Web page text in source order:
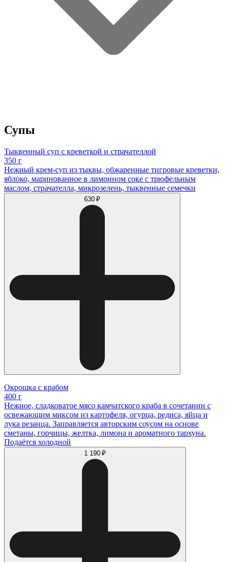
Супы
Тыквенный суп с креветкой и страчателлой
350 г
Нежный крем-суп из тыквы, обжаренные тигровые креветки,
яблоко, маринованное в лимонном соке с трюфельным
маслом, страчателла, микрозелень, тыквенные семечки
630 ₽
Окрошка с крабом
400 г
Нежное, сладковатое мясо камчатского краба в сочетании с
освежающим миксом из картофеля, огурца, редиса, яйца и
лука резанца. Заправляется авторским соусом на основе
сметаны, горчицы, желтка, лимона и ароматного тархуна.
Подаётся холодной
1 190 ₽